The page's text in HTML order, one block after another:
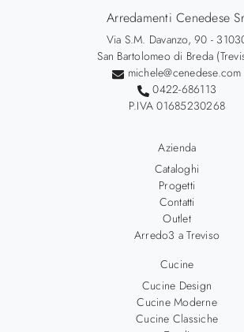
Arredamenti Cenedese
Via S.M. Davanzo, 90 -
San Bartolomeo di Breda
michele@cenedese.com
0422-686113
P.IVA 01685230268
Azienda
Cataloghi
Progetti
Contatti
Outlet
Arredo3 a Treviso
Cucine
Cucine Design
Cucine Moderne
Cucine Classiche